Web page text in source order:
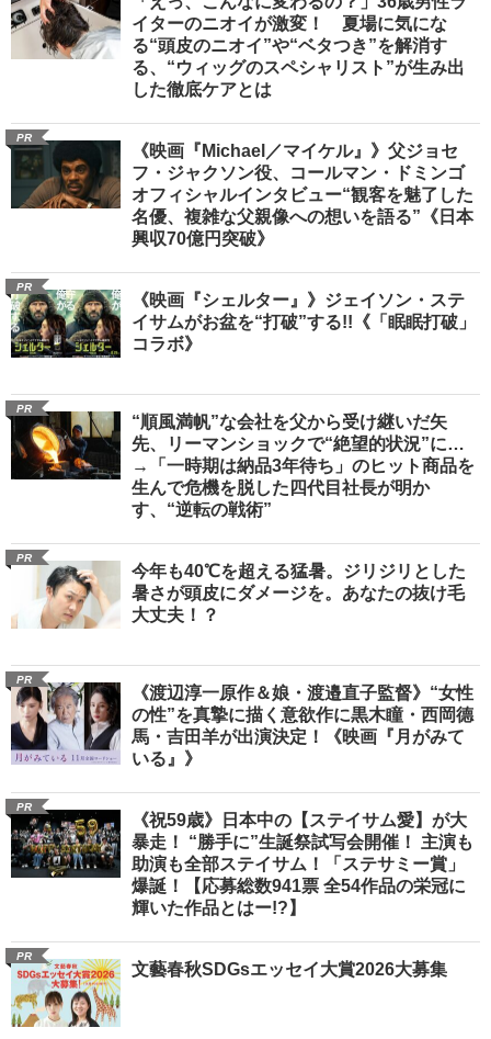
イターのニオイが激変！ 夏場に気にな
る“頭皮のニオイ”や“ベタつき”を解消す
る、“ウィッグのスペシャリスト”が生み出
した徹底ケアとは
PR
《映画『Michael／マイケル』》父ジョセ
フ・ジャクソン役、コールマン・ドミンゴ
オフィシャルインタビュー“観客を魅了した
名優、複雑な父親像への想いを語る”《日本
興収70億円突破》
PR
《映画『シェルター』》ジェイソン・ステ
イサムがお盆を“打破”する!!《「眠眠打破」
コラボ》
PR
“順風満帆”な会社を父から受け継いだ矢
先、リーマンショックで“絶望的状況”に…
→「一時期は納品3年待ち」のヒット商品を
生んで危機を脱した四代目社長が明か
す、“逆転の戦術”
PR
今年も40℃を超える猛暑。ジリジリとした
暑さが頭皮にダメージを。あなたの抜け毛
大丈夫！？
PR
《渡辺淳一原作＆娘・渡邉直子監督》“女性
の性”を真摯に描く意欲作に黒木瞳・西岡德
馬・吉田羊が出演決定！《映画『月がみて
いる』》
PR
《祝59歳》日本中の【ステイサム愛】が大
暴走！ “勝手に”生誕祭試写会開催！ 主演も
助演も全部ステイサム！「ステサミー賞」
爆誕！【応募総数941票 全54作品の栄冠に
輝いた作品とはー!?】
PR
文藝春秋SDGsエッセイ大賞2026大募集